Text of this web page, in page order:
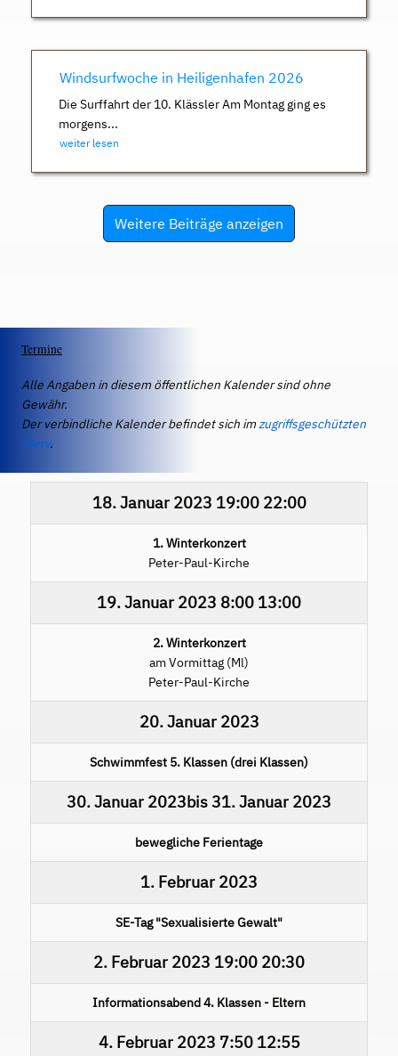
Windsurfwoche in Heiligenhafen 2026
Die Surffahrt der 10. Klässler Am Montag ging es
morgens...
weiter lesen
Weitere Beiträge anzeigen
Termine
Alle Angaben in diesem öffentlichen Kalender sind ohne
Gewähr.
Der verbindliche Kalender befindet sich imzugriffsgeschützten
IServ.
18. Januar 2023 19:00 22:00
1. Winterkonzert
Peter-Paul-Kirche
19. Januar 2023 8:00 13:00
2. Winterkonzert
am Vormittag (Ml)
Peter-Paul-Kirche
20. Januar 2023
Schwimmfest 5. Klassen (drei Klassen)
30. Januar 2023bis31. Januar 2023
bewegliche Ferientage
1. Februar 2023
SE-Tag "Sexualisierte Gewalt"
2. Februar 2023 19:00 20:30
Informationsabend 4. Klassen - Eltern
4. Februar 2023 7:50 12:55